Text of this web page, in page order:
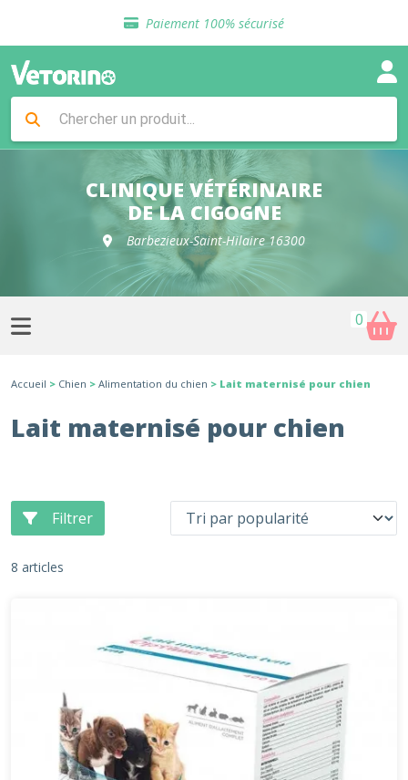
Paiement 100% sécurisé
Livraison gratuite en clinique vétérinaire
Sélection de croquettes vétérinaire
Livraison gratuite en clinique vétérinaire
Retour gratuit en clinique
Sélection de croquettes vétérinaire
CLINIQUE VÉTÉRINAIRE
DE LA CIGOGNE
Barbezieux-Saint-Hilaire 16300
0
Accueil > Chien > Alimentation du chien > Lait maternisé pour chien
Lait maternisé pour chien
Filtrer
8 articles